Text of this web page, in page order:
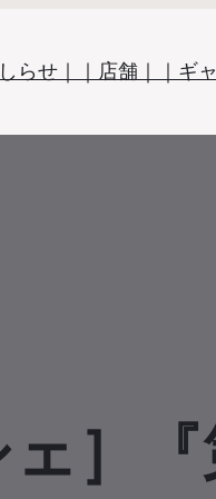
らせ｜ ｜店舗｜ ｜ギ
］